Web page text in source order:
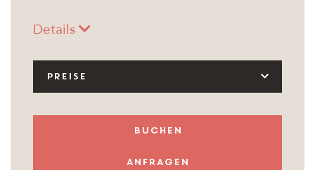
Details
PREISE
buchen
anfragen